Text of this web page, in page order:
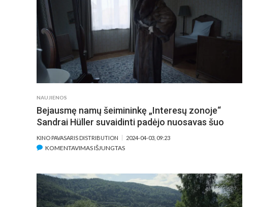
NAUJIENOS
Bejausmę namų šeimininkę „Interesų zonoje“
Sandrai Hüller suvaidinti padėjo nuosavas šuo
KINO PAVASARIS DISTRIBUTION 2024-04-03, 09:23
KOMENTAVIMAS IŠJUNGTASĮRAŠE
ŠEIMININKĘ
„INTERESŲ
ZONOJE“